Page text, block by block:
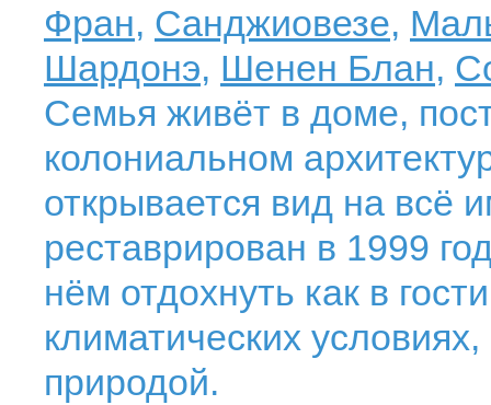
Фран, Санджиовезе,
Шардонэ, Шенен Блан,
Семья живёт в доме,
колониальном
открывается вид на всё
реставрирован в 1999
нём отдохнуть как в
климатических
природой.